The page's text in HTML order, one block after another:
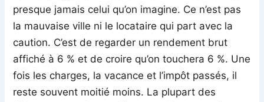
presque jamais celui qu’on imagine. Ce n’est pas
la mauvaise ville ni le locataire qui part avec la
caution. C’est de regarder un rendement brut
affiché à 6 % et de croire qu’on touchera 6 %. Une
fois les charges, la vacance et l’impôt passés, il
reste souvent moitié moins. La plupart des